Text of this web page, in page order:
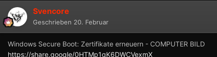
Svencore
Geschrieben 20. Februar
Windows Secure Boot: Zertifikate erneuern - COMPUTER BILD
https://share.google/0HTMp1gK6DWCVexmX